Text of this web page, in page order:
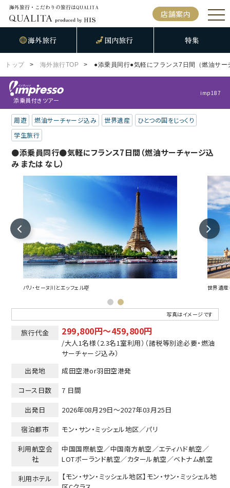
海外旅行・こだわりの旅行はQUALITA
店舗案内
海外旅行 国内旅行 特集
トップ 海外旅行TOP ●添乗員同行●気軽にフランス7日間（燃油サ
添乗員付きツアー
imp187
周遊 燃油サーチャージ込み 世界遺産
ひとつの国をじっくり
学生旅行
●添乗員同行●気軽にフランス7日間（燃油サーチャージ込
み または なし）
パリ・セーヌ川とエッフェル塔 世界遺産
写真はイメージです
旅行代金 299,800円～459,800円
/大人1名様（2.3名1室利用） （諸税等別途必要・燃油
サーチャージ込み）
出発地
成田空港or羽田空港発
コース日数
7 日間
出発日
2026年08月29日～2027年03月25日
宿泊都市
モン・サン・ミッシェル地区／パリ
利用航空会
社
中国国際航空／中国南方航空／エティハド航空／
LOTポーランド航空／カタール航空／ベトナム航空
利用ホテル
【モン・サン・ミッシェル地区】モン・サン・ミッシェル地